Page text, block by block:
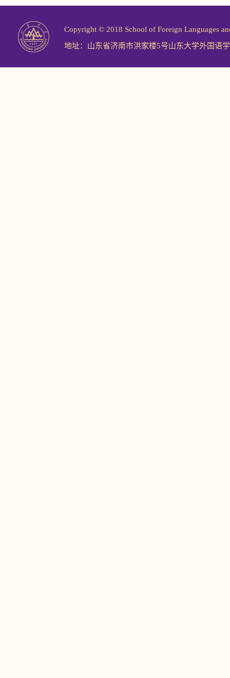
Copyright © 2018 School of Foreign Languages
地址：山东省济南市洪家楼5号山东大学外国语